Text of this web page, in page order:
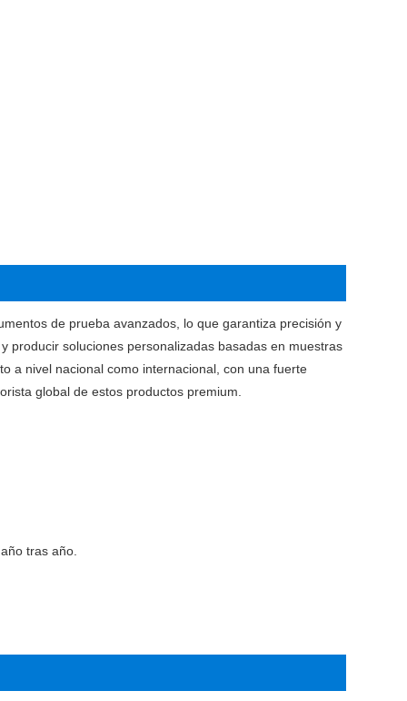
de prueba avanzados, lo que garantiza precisión y
producir soluciones personalizadas basadas en muestras
a nivel nacional como internacional, con una fuerte
global de estos productos premium.
tras año.